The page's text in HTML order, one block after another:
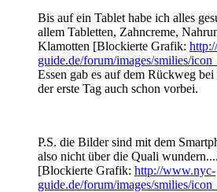
Bis auf ein Tablet habe ich alles
allem Tabletten, Zahncreme,
Klamotten [Blockierte Grafik:
guide.de/forum/images/smilies/
Essen gab es auf dem Rückweg
der erste Tag auch schon vorbei.
P.S. die Bilder sind mit dem
also nicht über die Quali
[Blockierte Grafik: http://www.nyc-
guide.de/forum/images/smilies/